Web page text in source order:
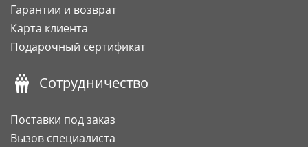
Гарантии и возврат
Карта клиента
Подарочный сертификат
Сотрудничество
Поставки под заказ
Вызов специалиста